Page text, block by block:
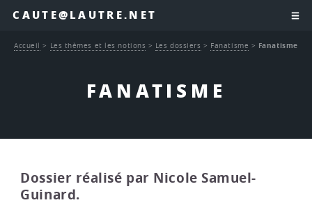
CAUTE@LAUTRE.NET
FANATISME
Accueil > Les thèmes et les notions > Les dossiers > Fanatisme > Fanatisme
Dossier réalisé par Nicole Samuel-
Guinard.